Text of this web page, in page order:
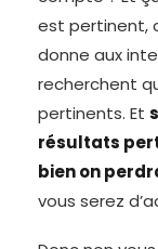
est pertinent,
donne aux
recherchent
pertinents. Et
résultats
bien on
vous serez